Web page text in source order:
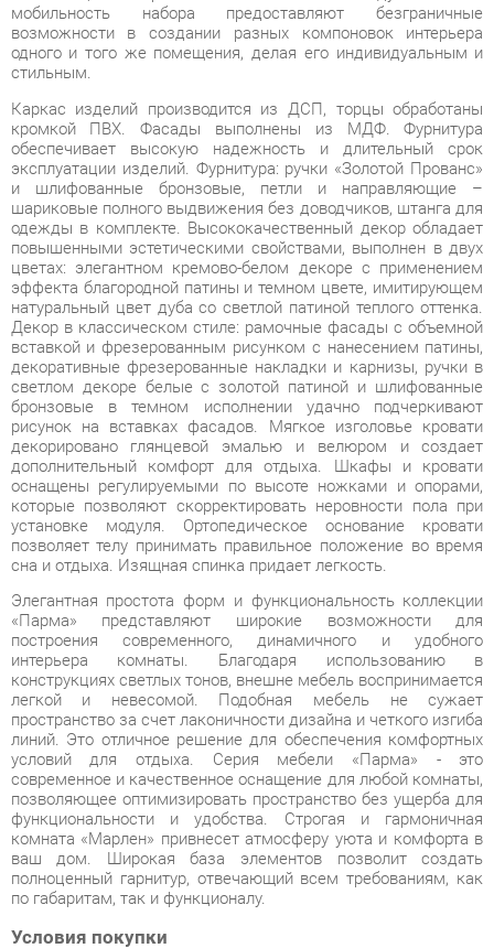
Каркас изделий производится из ДСП, торцы обработаны
кромкой ПВХ. Фасады выполнены из МДФ. Фурнитура
обеспечивает высокую надежность и длительный срок
эксплуатации изделий. Фурнитура: ручки «Золотой Прованс»
и шлифованные бронзовые, петли и направляющие –
шариковые полного выдвижения без доводчиков, штанга для
одежды в комплекте. Высококачественный декор обладает
повышенными эстетическими свойствами, выполнен в двух
цветах: элегантном кремово-белом декоре с применением
эффекта благородной патины и темном цвете, имитирующем
натуральный цвет дуба со светлой патиной теплого оттенка.
Декор в классическом стиле: рамочные фасады с объемной
вставкой и фрезерованным рисунком с нанесением патины,
декоративные фрезерованные накладки и карнизы, ручки в
светлом декоре белые с золотой патиной и шлифованные
бронзовые в темном исполнении удачно подчеркивают
рисунок на вставках фасадов. Мягкое изголовье кровати
декорировано глянцевой эмалью и велюром и создает
дополнительный комфорт для отдыха. Шкафы и кровати
оснащены регулируемыми по высоте ножками и опорами,
которые позволяют скорректировать неровности пола при
установке модуля. Ортопедическое основание кровати
позволяет телу принимать правильное положение во время
сна и отдыха. Изящная спинка придает легкость.
Элегантная простота форм и функциональность коллекции
«Парма» представляют широкие возможности для
построения современного, динамичного и удобного
интерьера комнаты. Благодаря использованию в
конструкциях светлых тонов, внешне мебель воспринимается
легкой и невесомой. Подобная мебель не сужает
пространство за счет лаконичности дизайна и четкого изгиба
линий. Это отличное решение для обеспечения комфортных
условий для отдыха. Серия мебели «Парма» - это
современное и качественное оснащение для любой комнаты,
позволяющее оптимизировать пространство без ущерба для
функциональности и удобства. Строгая и гармоничная
комната «Марлен» привнесет атмосферу уюта и комфорта в
ваш дом. Широкая база элементов позволит создать
полноценный гарнитур, отвечающий всем требованиям, как
по габаритам, так и функционалу.
Условия покупки
Благодаря качественным фото, исчерпывающей информации
о характеристиках и параметрах, а также отзывам
покупателей маркетплэйса «Спальни-Екатеринбург» купить
товар «Комплект мебели для спальни Яна Парма 3 Дуб
нортон темный Патина» категории Готовые комплекты